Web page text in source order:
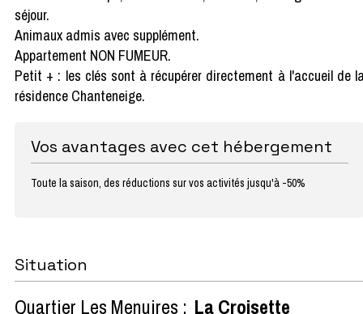
séjour.
Animaux admis avec supplément.
Appartement NON FUMEUR.
Petit + : les clés sont à récupérer directement à l'accueil de
résidence Chanteneige.
Vos avantages avec cet hébergement
Toute la saison, des réductions sur vos activités jusqu'à -50%
Situation
Quartier Les Menuires : La Croisette